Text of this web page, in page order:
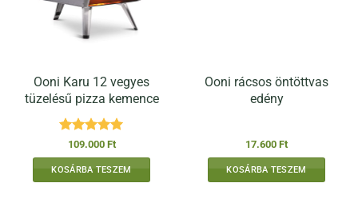
Ooni Karu 12 vegyes
tüzelésű pizza kemence
Értékelés:5
/ 5
109.000 Ft
KOSÁRBA TESZEM
Ooni rácsos öntöttvas
edény
17.600 Ft
KOSÁRBA TESZEM